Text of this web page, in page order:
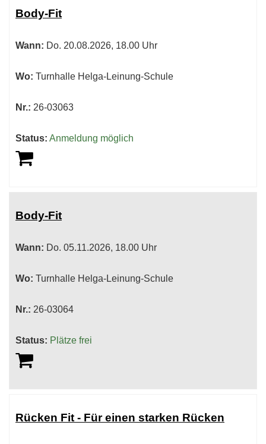
Body-Fit
Wann: Do. 20.08.2026, 18.00 Uhr
Wo: Turnhalle Helga-Leinung-Schule
Nr.: 26-03063
Status: Anmeldung möglich
Body-Fit
Wann: Do. 05.11.2026, 18.00 Uhr
Wo: Turnhalle Helga-Leinung-Schule
Nr.: 26-03064
Status: Plätze frei
Rücken Fit - Für einen starken Rücken